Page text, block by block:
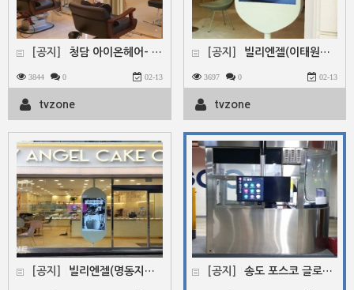
[공지] 청담 아이온헤어- 19인치 디지털액자 설치
3844 0 02-13
tvzone
[공지] 빌리엔젤(이태원점) : 55인치 DID 함체 설계및 설…
3697 0 02-13
tvzone
[공지] 빌리엔젤(명동지점) : 55인치 DID 함체 설계및 설… [공지] 송도 포스코 글로벌 R&D 센터 주차장 바리케이트 모니…